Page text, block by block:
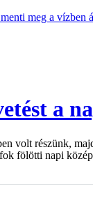
meg a vízben
a
volt részünk,
fölötti napi